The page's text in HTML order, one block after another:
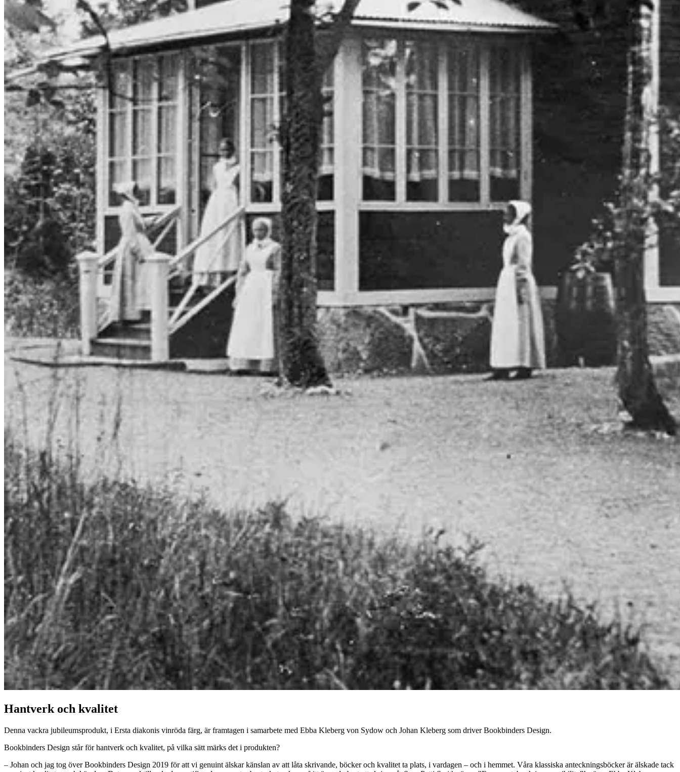
Hantverk och kvalitet
Denna vackra jubileumsprodukt, i Ersta diakonis vinröda färg, är framtagen i samarbete med Ebba Kleberg von Sydow och Johan Kleberg som driver Bookbinders Design.
Bookbinders Design står för hantverk och kvalitet, på vilka sätt märks det i produkten?
– Johan och jag tog över Bookbinders Design 2019 för att vi genuint älskar känslan av att låta skrivande, böcker och kvalitet ta plats, i vardagen – och i hemmet. Våra klassiska anteckningsböcker är älskade tack